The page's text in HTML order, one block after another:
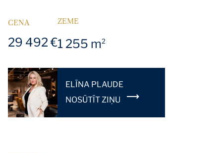
CENA
29 492 €
ZEME
1 255 m2
ELĪNA PLAUDE
NOSŪTĪT ZIŅU